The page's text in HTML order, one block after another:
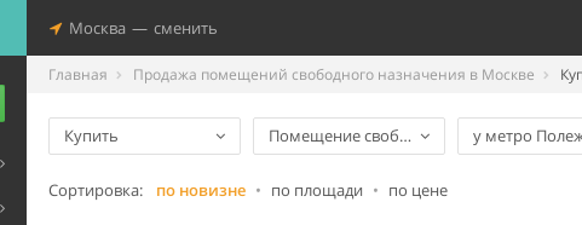
Москва — сменить
Главная Продажа помещений свободного назначения в Москве
Купить Помещение свободного назначения
у метро
Сортировка: по новизне • по площади • по цене